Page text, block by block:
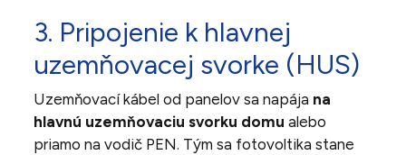
3. Pripojenie k hlavnej
uzemňovacej svorke (HUS)
Uzemňovací kábel od panelov sa napája na
hlavnú uzemňovaciu svorku domu alebo
priamo na vodič PEN. Tým sa fotovoltika stane